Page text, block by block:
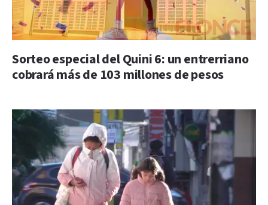
Sorteo especial del Quini 6: un entrerriano
cobrará más de 103 millones de pesos